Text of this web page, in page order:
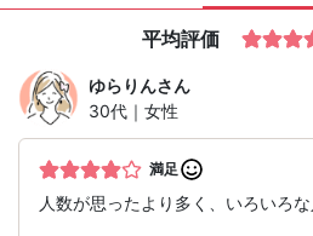
平均評価
ゆらりんさん
30代｜女性
満足
人数が思ったより多く、いろいろな